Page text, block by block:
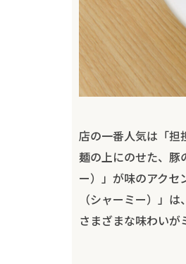
店の一番人気は「担
麺の上にのせた、豚
ー）」が味のアクセ
（シャーミー）」
さまざまな味わいが